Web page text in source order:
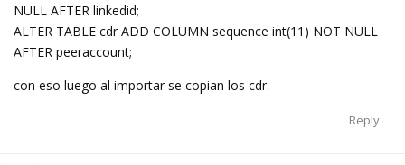
NULL AFTER linkedid;
ALTER TABLE cdr ADD COLUMN sequence int(11) NOT NULL
AFTER peeraccount;
con eso luego al importar se copian los cdr.
Reply